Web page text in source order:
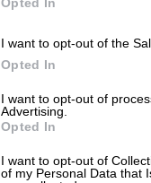
I want to opt-out of the
Opted In
I want to opt-out of
Advertising.
Opted In
I want to opt-out of
of my Personal Data that